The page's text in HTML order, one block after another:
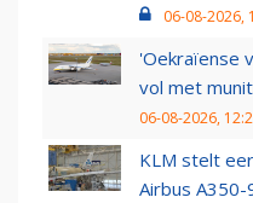
06-08-2026,
'Oekraïense
vol met
06-08-2026,
KLM stelt
Airbus